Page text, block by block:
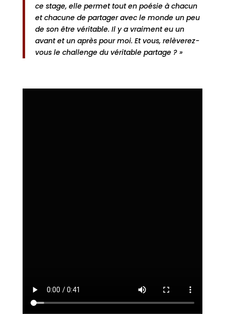
ce stage, elle permet tout en poésie à chacun
et chacune de partager avec le monde un peu
de son être véritable. Il y a vraiment eu un
avant et un après pour moi. Et vous, relèverez-
vous le challenge du véritable partage ? »